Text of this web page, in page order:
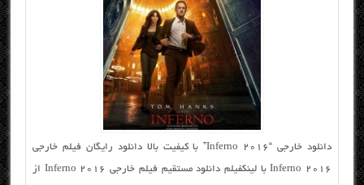
دانلود خارجی “Inferno 2016” با کیفیت بالا دانلود رایگان فیلم خارجی
Inferno 2016 با لینکفیلم دانلود مستقیم فیلم خارجی Inferno 2016 از